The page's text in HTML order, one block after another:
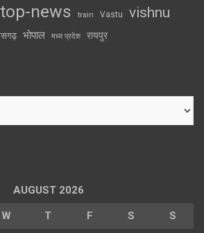
top-news train Vastu vishnu
भोपाल मध्य प्रदेश रायपुर
AUGUST 2026
W T F S S